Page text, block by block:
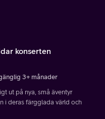
konserten
3+ månader
ut på nya, små äventyr
i deras färgglada värld och